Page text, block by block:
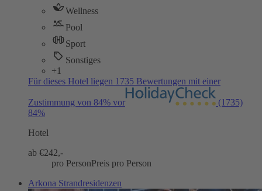
Wellness
Pool
Sport
Sonstiges
+1
Für dieses Hotel liegen 1735 Bewertungen mit einer
Zustimmung von 84% vor
(1735)
84%
Hotel
ab €242,-
pro PersonPreis pro Person
Arkona Strandresidenzen